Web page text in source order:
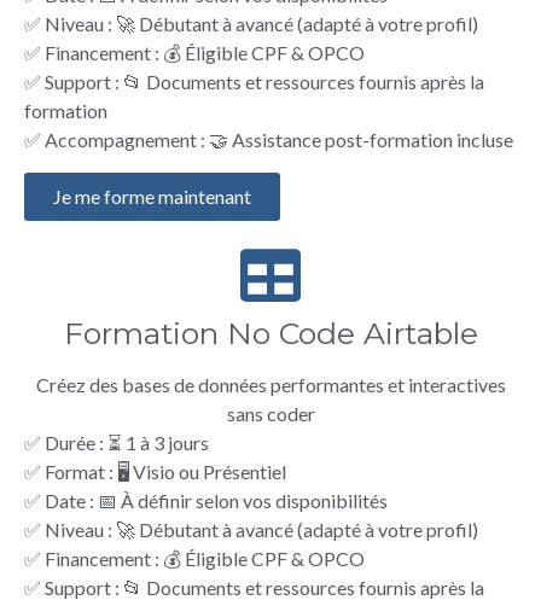
✅ Niveau : 🚀 Débutant à avancé (adapté à votre profil)
✅ Financement : 💰 Éligible CPF & OPCO
✅ Support : 📂 Documents et ressources fournis après la
formation
✅ Accompagnement : 🤝 Assistance post-formation incluse
Je me forme maintenant
Formation No Code Airtable
Créez des bases de données performantes et interactives
sans coder
✅ Durée : ⏳ 1 à 3 jours
✅ Format : 🖥️ Visio ou Présentiel
✅ Date : 📅 À définir selon vos disponibilités
✅ Niveau : 🚀 Débutant à avancé (adapté à votre profil)
✅ Financement : 💰 Éligible CPF & OPCO
✅ Support : 📂 Documents et ressources fournis après la